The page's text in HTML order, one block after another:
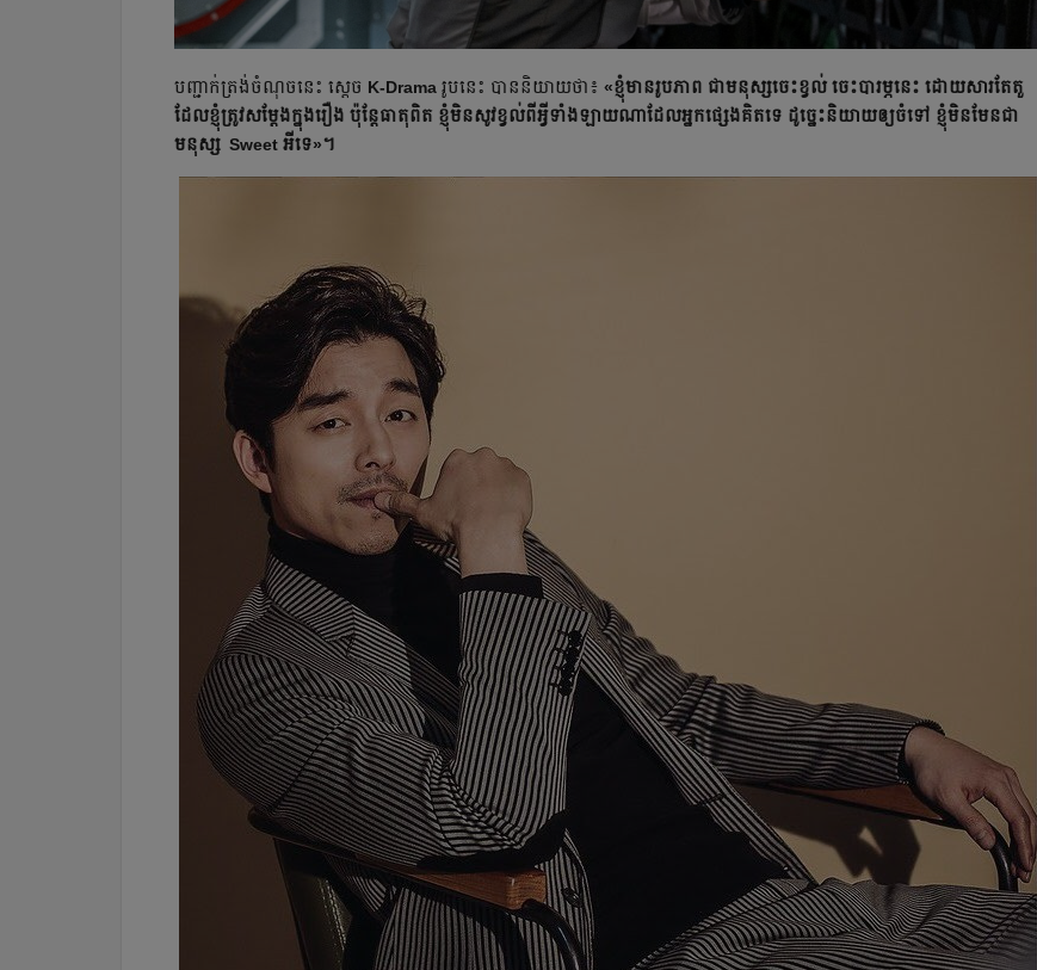
បញ្ជាក់ត្រង់ចំណុចនេះ ស្ដេច K-Drama រូបនេះ បាននិយាយថា៖ «ខ្ញុំមានរូបភាព ជាមនុស្សចេះខ្វល់ ចេះបារម្ភនេះ ដោយសារតែតួ
ដែលខ្ញុំត្រូវសម្តែងក្នុងរឿង ប៉ុន្តែធាតុពិត ខ្ញុំមិនសូវខ្វល់ពីអ្វីទាំងឡាយណាដែលអ្នកផ្សេងគិតទេ ដូច្នេះនិយាយឲ្យចំទៅ ខ្ញុំមិនមែនជា
មនុស្ស Sweet អីទេ»។